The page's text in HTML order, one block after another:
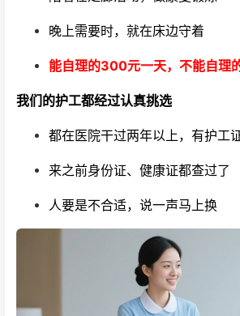
晚上需要时，就在床边守着
能自理的300元一天，不能自理
我们的护工都经过认真挑选
都在医院干过两年以上，有护工
来之前身份证、健康证都查过了
人要是不合适，说一声马上换